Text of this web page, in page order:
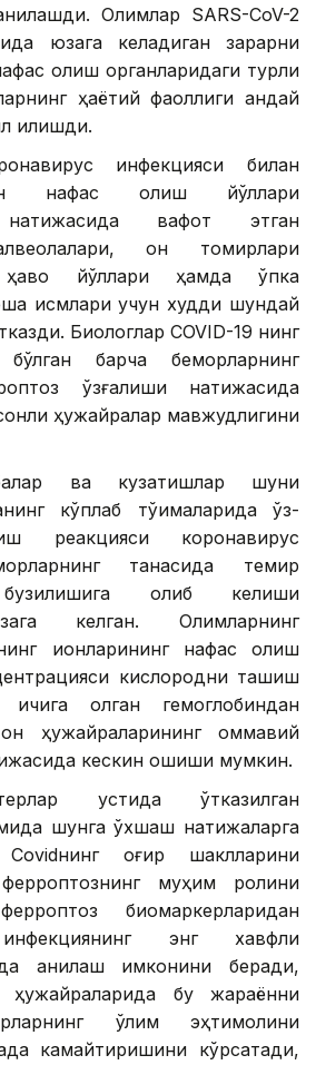
Олимлар SARS-CoV-2
юзага келадиган зарарни
олиш органларидаги турли
ҳаётий фаоллиги қандай
қилишди.
инфекцияси билан
нафас олиш йўллари
натижасида вафот этган
қон томирлари
йўллари ҳамда ўпка
қисмлари учун худди шундай
Биологлар COVID-19 нинг
барча беморларнинг
қўзғалиши натижасида
ҳужайралар мавжудлигини
ва кузатишлар шуни
кўплаб тўқималарида ўз-
реакцияси коронавирус
танасида темир
бузилишига олиб келиши
келган. Олимларнинг
ионларининг нафас олиш
кислородни ташиш
олган гемоглобиндан
ҳужайраларининг оммавий
кескин ошиши мумкин.
устида ўтказилган
шунга ўхшаш натижаларга
оғир шаклларини
муҳим ролини
биомаркерларидан
энг хавфли
аниқлаш имконини беради,
ҳужайраларида бу жараённи
ўлим эҳтимолини
камайтиришини кўрсатади,